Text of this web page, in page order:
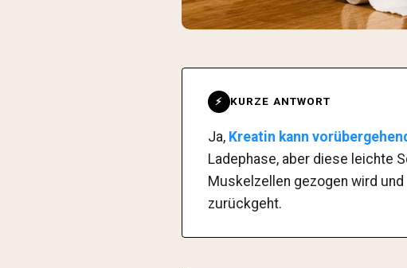
⚡ KURZE ANTWORT
Ja, Kreatin kann
Ladephase, aber diese leichte
Muskelzellen gezogen wird
zurückgeht.